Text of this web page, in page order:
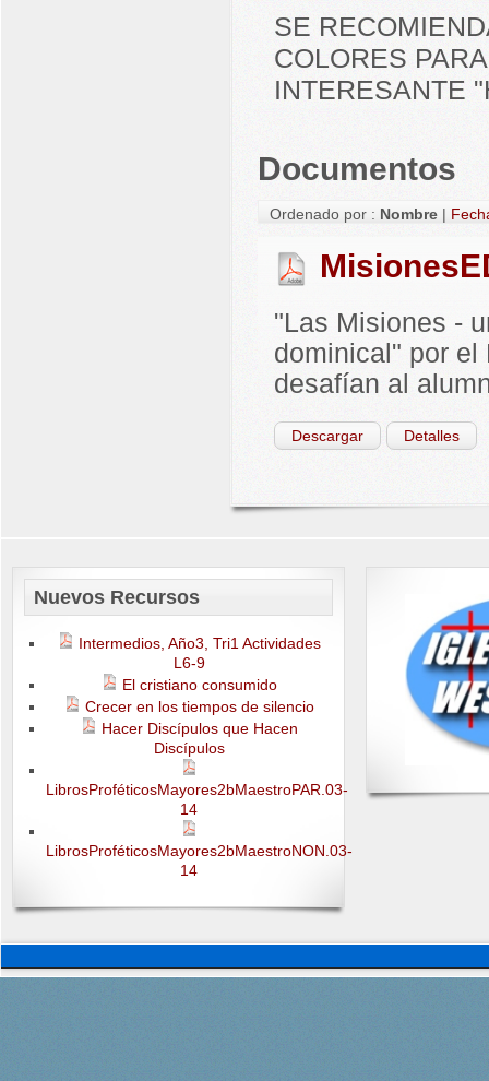
SE
COLORES
INTERESANTE
Documentos
Ordenado por : Nombre |
"Las Misiones -
dominical" por el
desafían al
Descargar Detalles
Nuevos Recursos
Intermedios, Año3, Tri1 Actividades
L6-9
El cristiano consumido
Crecer en los tiempos de silencio
Hacer Discípulos que Hacen
Discípulos
LibrosProféticosMayores2bMaestroPAR.03-
14
LibrosProféticosMayores2bMaestroNON.03-
14